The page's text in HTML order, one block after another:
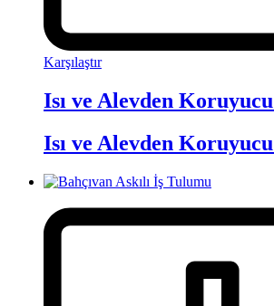
Karşılaştır
Isı ve Alevden
Isı ve Alevden